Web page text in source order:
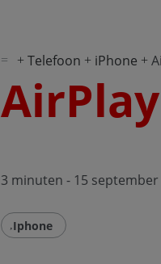
Telefoon iPhone
3 minuten - 15 september
Iphone